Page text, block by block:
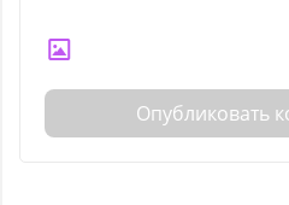
Опубликовать